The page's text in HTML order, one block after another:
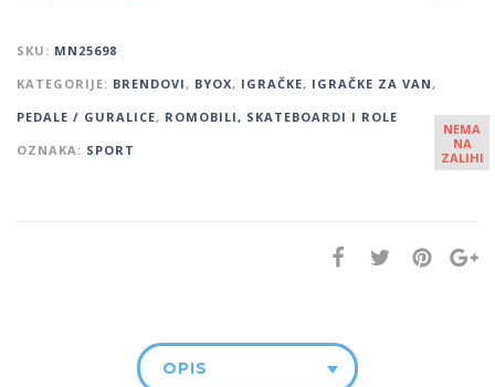
SKU: MN25698
KATEGORIJE: BRENDOVI, BYOX, IGRAČKE, IGRAČKE ZA VAN,
PEDALE / GURALICE, ROMOBILI, SKATEBOARDI I ROLE
OZNAKA: SPORT
NEMA
NA
ZALIHI
OPIS